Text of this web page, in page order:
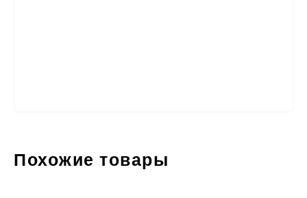
Похожие товары